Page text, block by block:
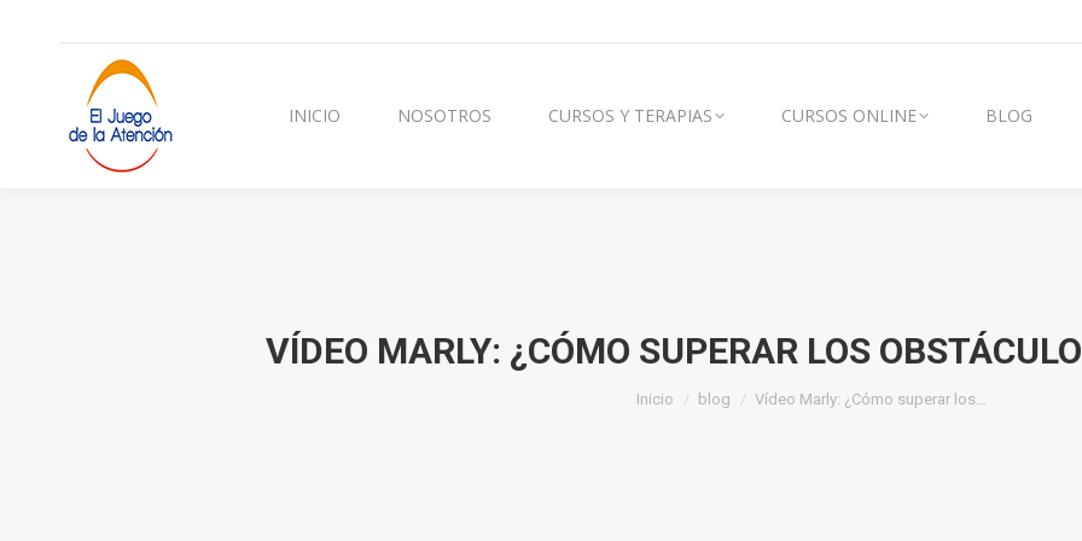
INICIO NOSOTROS CURSOS Y TERAPIAS CURSOS ONLINE BLOG
VÍDEO MARLY: ¿CÓMO SUPERAR LOS
Estás aquí:
Inicio blog Vídeo Marly: ¿Cómo superar los…
INICIO NOSOTROS CURSOS Y TERAPIAS CURSOS ONLINE BLOG VÍDEOS